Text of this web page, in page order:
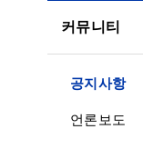
커뮤니티
공지사항
언론보도